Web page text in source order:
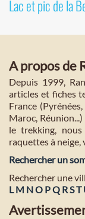
Lac et pic de la
A propos de
Depuis 1999,
articles et fiches
France
Maroc,
le trekking,
raquettes à
Rechercher un
Rechercher une
L M NO PQ RST